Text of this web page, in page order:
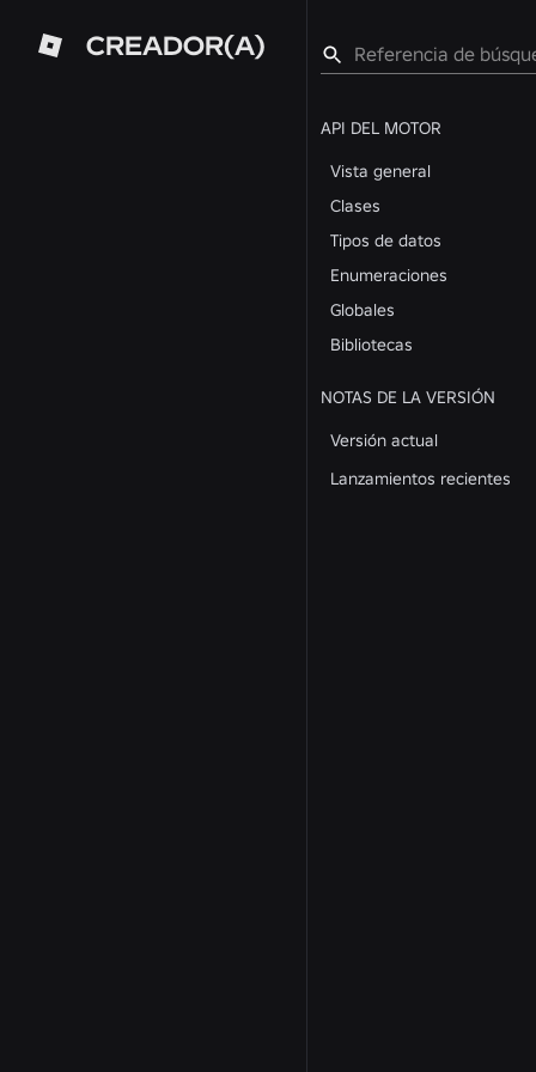
CREADOR(A)
API DEL MOTOR
Vista general
Clases
Tipos de datos
Enumeraciones
Globales
Bibliotecas
NOTAS DE LA VERSIÓN
Versión actual
Lanzamientos recientes